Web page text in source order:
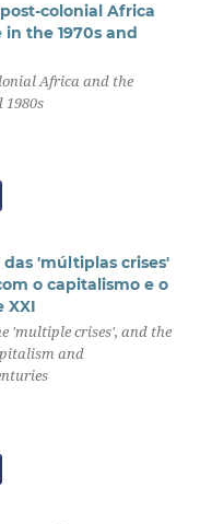
colonial Africa
the 1970s and
Africa and the
1980s
'múltiplas crises'
o capitalismo e o
XXI
'multiple crises', and the
and